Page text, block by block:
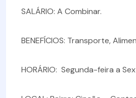
SALÁRIO: A Combinar.
BENEFÍCIOS: Transporte,
HORÁRIO: Segunda-feira a